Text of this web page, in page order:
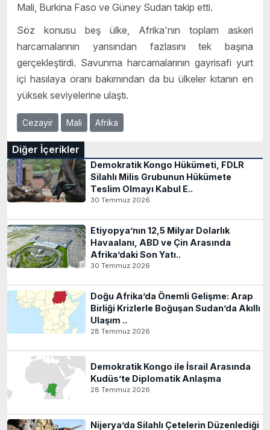
Mali, Burkina Faso ve Güney Sudan takip etti.
Söz konusu beş ülke, Afrika'nın toplam askeri
harcamalarının yarısından fazlasını tek başına
gerçekleştirdi. Savunma harcamalarının gayrisafi yurt
içi hasılaya oranı bakımından da bu ülkeler kıtanın en
yüksek seviyelerine ulaştı.
Cezayir Mali Afrika
Diğer İçerikler
Demokratik Kongo Hükümeti, FDLR
Silahlı Milis Grubunun Hükümete
Teslim Olmayı Kabul E..
30 Temmuz 2026
Etiyopya’nın 12,5 Milyar Dolarlık
Havaalanı, ABD ve Çin Arasında
Afrika’daki Son Yatı..
30 Temmuz 2026
Doğu Afrika’da Önemli Gelişme: Arap
Birliği Krizlerle Boğuşan Sudan’da Akıllı
Ulaşım ..
28 Temmuz 2026
Demokratik Kongo ile İsrail Arasında
Kudüs’te Diplomatik Anlaşma
28 Temmuz 2026
Nijerya’da Silahlı Çetelerin Düzenlediği